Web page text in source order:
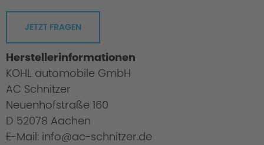
Lieferumfang:
JETZT FRAGEN
Herstellerinformationen
KOHL automobile GmbH
AC Schnitzer
Neuenhofstraße 160
D 52078 Aachen
E-Mail: info@ac-schnitzer.de